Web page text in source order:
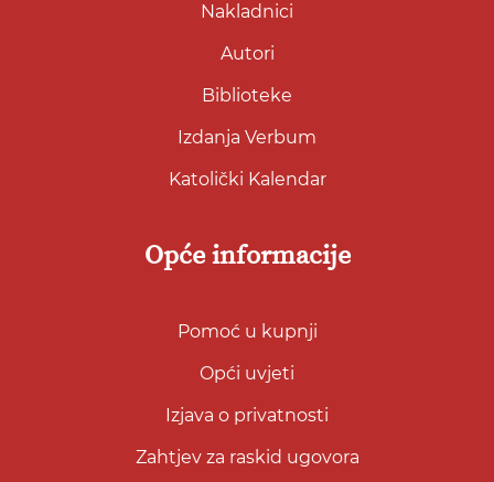
Nakladnici
Autori
Biblioteke
Izdanja Verbum
Katolički Kalendar
Opće informacije
Pomoć u kupnji
Opći uvjeti
Izjava o privatnosti
Zahtjev za raskid ugovora